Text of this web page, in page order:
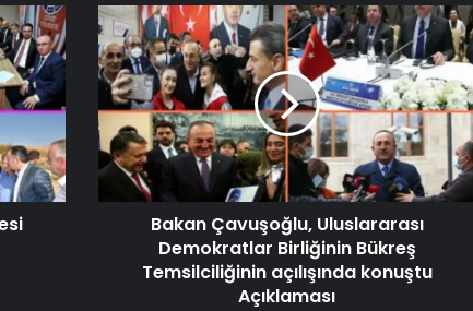
Bakan Çavuşoğlu, Uluslararası
Demokratlar Birliğinin Bükreş
Temsilciliğinin açılışında konuştu
Açıklaması